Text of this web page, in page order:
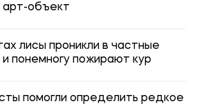
арт-объект
лисы проникли в частные
понемногу пожирают кур
помогли определить редкое